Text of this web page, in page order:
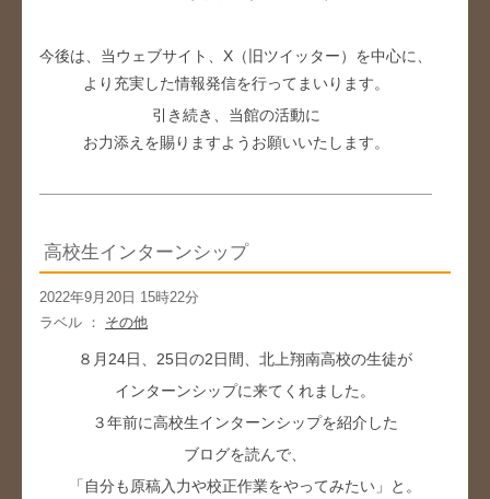
今後は、当ウェブサイト、X（旧ツイッター）を中心に、
より充実した情報発信を行ってまいります。
引き続き、当館の活動に
お力添えを賜りますようお願いいたします。
高校生インターンシップ
2022年9月20日 15時22分
ラベル ： その他
８月24日、25日の2日間、北上翔南高校の生徒が
インターンシップに来てくれました。
３年前に高校生インターンシップを紹介した
ブログを読んで、
「自分も原稿入力や校正作業をやってみたい」と。